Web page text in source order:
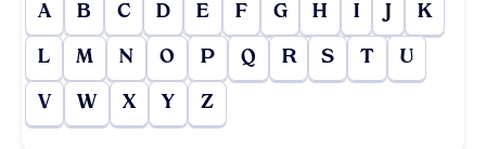
A B C D E F G H I J K
L M N O P Q R S T U
V W X Y Z